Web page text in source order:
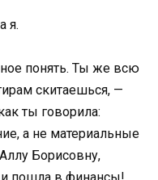
я.
понять. Ты же всю
скитаешься, —
ты говорила:
а не материальные
Борисовну,